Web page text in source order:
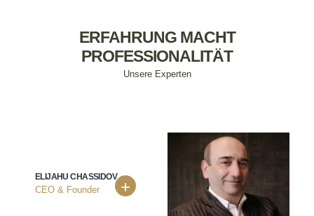
ERFAHRUNG MACHT
PROFESSIONALITÄT
Unsere Experten
ELIJAHU CHASSIDOV
CEO & Founder